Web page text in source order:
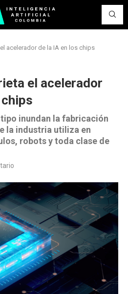
acelerador de la IA en los chips
el acelerador
inundan la fabricación
la industria utiliza en
robots y toda clase de